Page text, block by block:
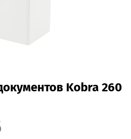
Kobra 260